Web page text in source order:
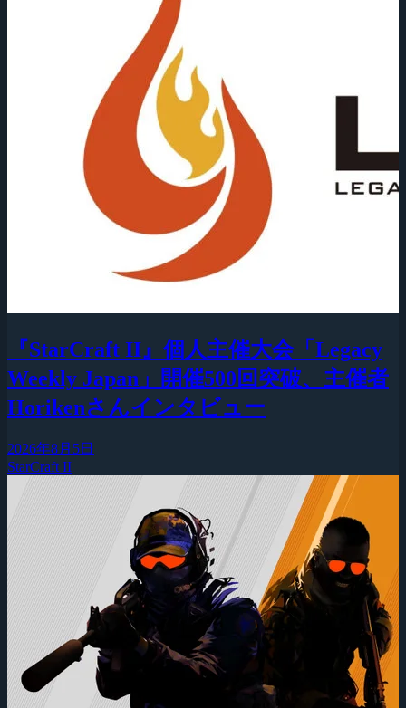
『StarCraft II』個人主催大会「Legacy
Weekly Japan」開催500回突破、主催者
Horikenさんインタビュー
2026年8月5日
StarCraft II